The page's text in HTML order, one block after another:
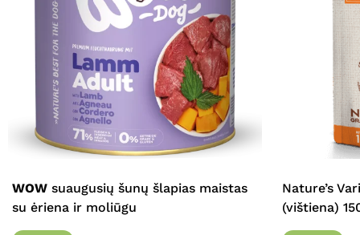
WOW suaugusių šunų šlapias maistas
su ėriena ir moliūgu
Nature’s
(vištiena)